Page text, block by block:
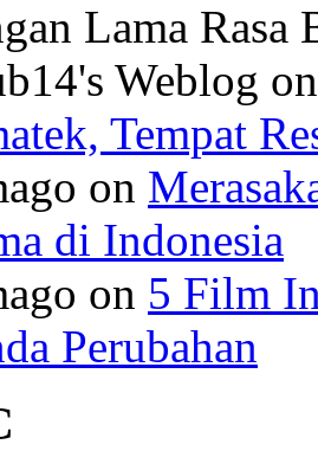
Lama
Weblog
Tempat
on
di Indonesia
on 5 Film
Perubahan